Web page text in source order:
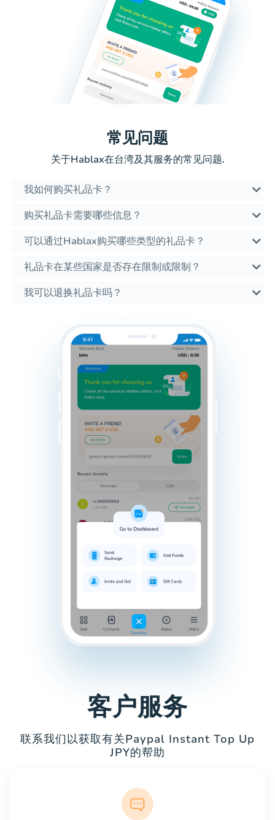
常见问题
关于Hablax在台湾及其服务的常见问题.
我如何购买礼品卡？
购买礼品卡需要哪些信息？
可以通过Hablax购买哪些类型的礼品卡？
礼品卡在某些国家是否存在限制或限制？
我可以退换礼品卡吗？
客户服务
联系我们以获取有关Paypal Instant Top Up
JPY的帮助